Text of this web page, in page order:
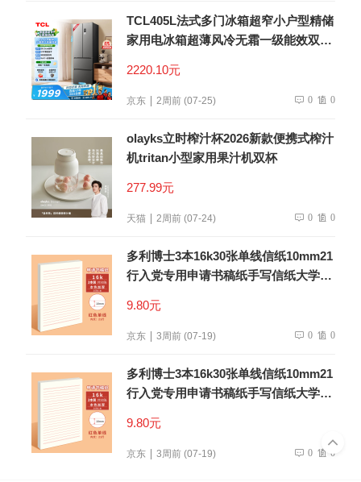
TCL405L法式多门冰箱超窄小户型精储
家用电冰箱超薄风冷无霜一级能效双变
2220.10元
京东 2周前 (07-25) 0 0
olayks立时榨汁杯2026新款便携式榨汁
机tritan小型家用果汁机双杯
277.99元
天猫 2周前 (07-24) 0 0
多利博士3本16k30张单线信纸10mm21
行入党专用申请书稿纸手写信纸大学生
9.80元
京东 3周前 (07-19) 0 0
多利博士3本16k30张单线信纸10mm21
行入党专用申请书稿纸手写信纸大学生
9.80元
京东 3周前 (07-19) 0 0